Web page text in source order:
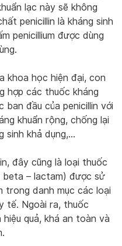
lạc này sẽ không
penicillin là kháng sinh
penicillium được dùng
khoa học hiện đại, con
hợp các thuốc kháng
đầu của penicillin với
khuẩn rộng, chống lại
sinh khả dụng,…
đây cũng là loại thuốc
beta – lactam) được sử
trong danh mục các loại
tế. Ngoài ra, thuốc
quả, khá an toàn và